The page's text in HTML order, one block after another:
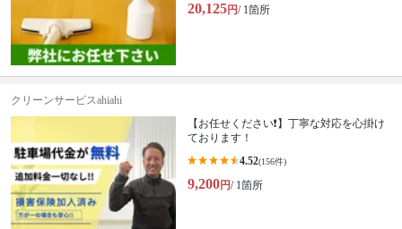
20,125円/ 1箇所
クリーンサービスahiahi
【お任せください❗️】丁寧な対応を心掛け
ております！
4.52(156件)
9,200円/ 1箇所